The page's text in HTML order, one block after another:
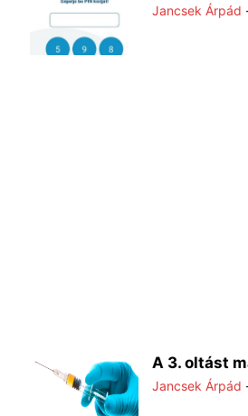
Jancsek Árpád
A 3. oltást
Jancsek Árpád